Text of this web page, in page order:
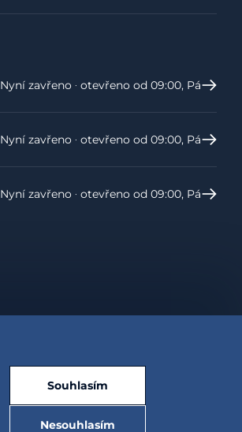
Nyní zavřeno ‧ otevřeno od 09:00, Pá
Nyní zavřeno ‧ otevřeno od 09:00, Pá
Nyní zavřeno ‧ otevřeno od 09:00, Pá
Nesouhlasím
Souhlasím